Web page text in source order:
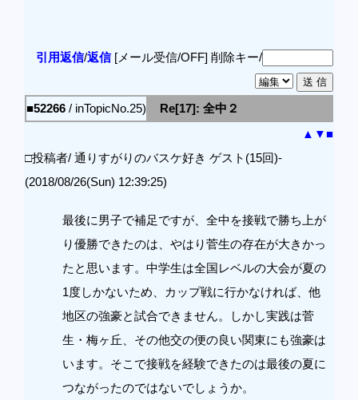
引用返信/返信[メール受信/OFF] 削除キー/
■52266 / inTopicNo.25)
Re[17]: 全中２
▲ ▼■
□投稿者/ 通りすがりのバスケ好き ゲスト(15回)-
(2018/08/26(Sun) 12:39:25)
最後に男子で補足ですが、全中を接戦で勝ち上が
り優勝できたのは、やはり菅生の存在が大きかっ
たと思います。中学生は全国レベルの大会が夏の
1度しかないため、カップ戦に行かなければ、他
地区の強豪と試合できません。しかし実践は菅
生・梅ヶ丘、その他交の便の良い関東にも強豪は
います。そこで接戦を経験できたのは最後の夏に
つながったのではないでしょうか。